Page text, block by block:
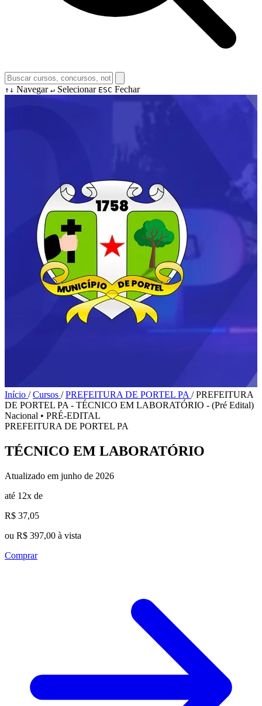
↑↓ Navegar ↵ Selecionar ESC Fechar
Início / Cursos / PREFEITURA DE PORTEL PA / PREFEITURA
DE PORTEL PA - TÉCNICO EM LABORATÓRIO - (Pré Edital)
Nacional • PRÉ-EDITAL
PREFEITURA DE PORTEL PA
TÉCNICO EM LABORATÓRIO
Atualizado em junho de 2026
até 12x de
R$ 37,05
ou R$ 397,00 à vista
Comprar